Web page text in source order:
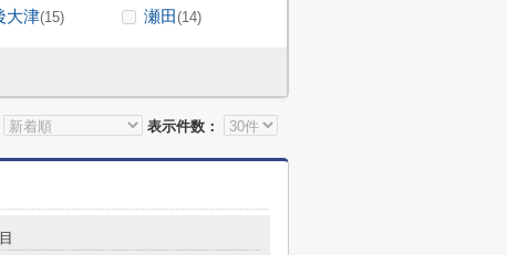
大津(15) 瀬田(14)
表示件数：